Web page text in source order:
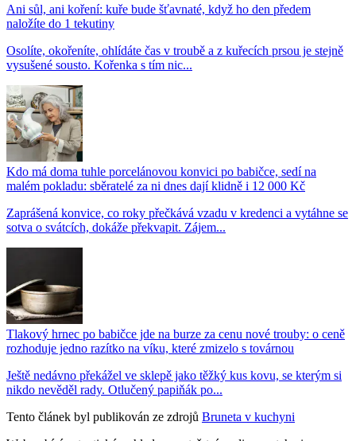
Ani sůl, ani koření: kuře bude šťavnaté, když ho den předem
naložíte do 1 tekutiny
Osolíte, okořeníte, ohlídáte čas v troubě a z kuřecích prsou je stejně
vysušené sousto. Kořenka s tím nic...
Kdo má doma tuhle porcelánovou konvici po babičce, sedí na
malém pokladu: sběratelé za ni dnes dají klidně i 12 000 Kč
Zaprášená konvice, co roky přečkává vzadu v kredenci a vytáhne se
sotva o svátcích, dokáže překvapit. Zájem...
Tlakový hrnec po babičce jde na burze za cenu nové trouby: o ceně
rozhoduje jedno razítko na víku, které zmizelo s továrnou
Ještě nedávno překážel ve sklepě jako těžký kus kovu, se kterým si
nikdo nevěděl rady. Otlučený papiňák po...
Tento článek byl publikován ze zdrojů Bruneta v kuchyni